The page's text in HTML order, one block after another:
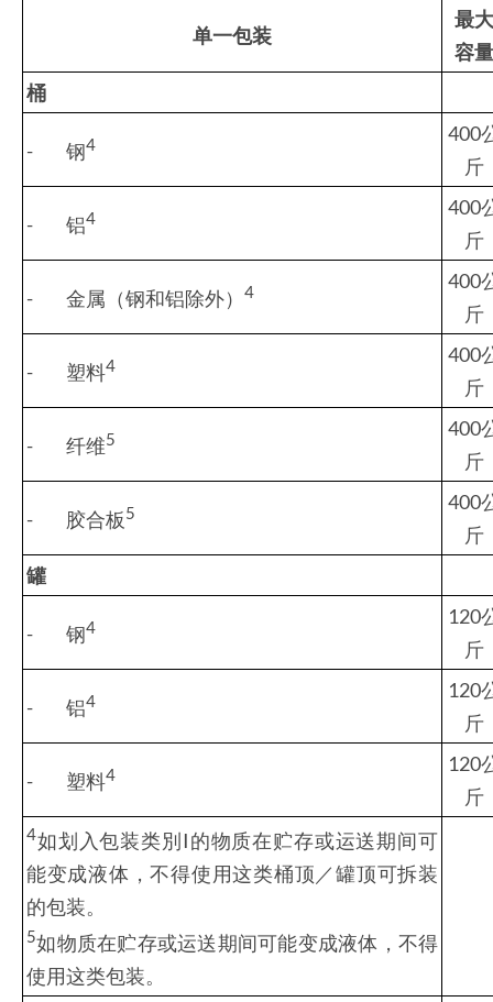
单一包装
最大
容量
桶
- 钢4
400
斤
- 铝4
400
斤
- 金属（钢和铝除外） 4
400
斤
- 塑料4
400
斤
- 纤维5
400
斤
- 胶合板5
400
斤
罐
- 钢4
120
斤
- 铝4
120
斤
- 塑料4
120
斤
4如划入包装类別I的物质在贮存或运送期间可
能变成液体，不得使用这类桶顶／罐顶可拆装
的包装。
5如物质在贮存或运送期间可能变成液体，不得
使用这类包装。